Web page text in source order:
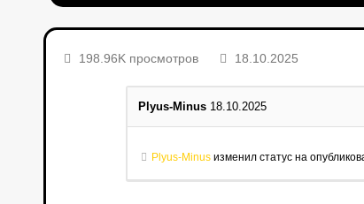
198.96K просмотров 18.10.2025
Plyus-Minus 18.10.2025
Plyus-Minus изменил статус на